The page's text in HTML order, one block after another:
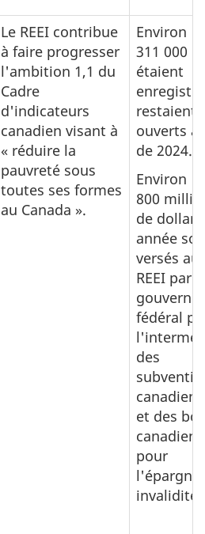
Le REEI contribue
à faire progresser
l'ambition 1,1 du
Cadre
d'indicateurs
canadien visant à
« réduire la
pauvreté sous
toutes ses formes
au Canada ».
Environ
311 000
étaient
restaient
ouverts à
de 2024.
Environ
800
de
année
versés
REEI par
fédéral
des
et des
canadiens
pour
l'épargne-
invalidité.